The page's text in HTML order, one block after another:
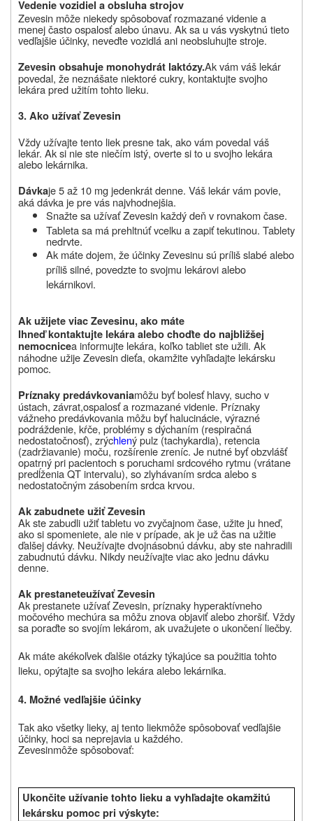
Vedenie vozidiel a obsluha strojov
Zevesin môže niekedy spôsobovať rozmazané videnie a
menej často ospalosť alebo únavu. Ak sa u vás vyskytnú tieto
vedľajšie účinky, neveďte vozidlá ani neobsluhujte stroje.
Zevesin obsahuje monohydrát laktózy.Ak vám váš lekár
povedal, že neznášate niektoré cukry, kontaktujte svojho
lekára pred užitím tohto lieku.
3. Ako užívaťZevesin
Vždy užívajtetento liekpresne tak, ako vám povedal váš
lekár. Ak si nie ste niečím istý, overte si to u svojho lekára
alebo lekárnika.
Dávkaje 5 až 10 mg jedenkrát denne. Váš lekár vám povie,
aká dávka je pre vás najvhodnejšia.
Snažte sa užívať Zevesin každý deň v rovnakom čase.
Tableta sa má prehltnúť vcelku a zapiť tekutinou. Tablety
nedrvte.
Ak máte dojem, že účinky Zevesinu sú príliš slabé alebo
príliš silné, povedzte to svojmu lekárovi alebo
lekárnikovi.
Ak užijete viac Zevesinu, ako máte
Ihneď kontaktujte lekára alebo choďte do najbližšej
nemocnicea informujte lekára, koľko tabliet ste užili. Ak
náhodne užijeZevesindieťa, okamžite vyhľadajte lekársku
pomoc.
Príznaky predávkovaniamôžu byť bolesť hlavy, sucho v
ústach, závrat,ospalosť a rozmazané videnie. Príznaky
vážneho predávkovania môžu byť halucinácie, výrazné
podráždenie, kŕče, problémy s dýchaním (respiračná
nedostatočnosť), zrýchlený pulz (tachykardia), retencia
(zadržiavanie) moču, rozšírenie zreníc. Je nutné byť obzvlášť
opatrný pri pacientoch s poruchami srdcového rytmu (vrátane
predĺženia QT intervalu), so zlyhávaním srdca alebo s
nedostatočným zásobením srdca krvou.
Ak zabudnete užiťZevesin
Ak ste zabudli užiť tabletu vo zvyčajnom čase, užite ju hneď,
ako si spomeniete, ale nie v prípade, ak je už čas na užitie
ďalšej dávky. Neužívajte dvojnásobnú dávku, aby ste nahradili
zabudnutú dávku. Nikdy neužívajte viac ako jednu dávku
denne.
Ak prestaneteužívaťZevesin
Ak prestanete užívaťZevesin, príznaky hyperaktívneho
močového mechúra sa môžu znova objaviť alebo zhoršiť. Vždy
sa poraďte so svojím lekárom, ak uvažujete o ukončení liečby.
Ak máte akékoľvek ďalšie otázky týkajúce sa použitia tohto
lieku, opýtajte sa svojho lekára alebo lekárnika.
4. Možné vedľajšie účinky
Tak ako všetky lieky, ajtento liekmôže spôsobovať vedľajšie
účinky, hoci sa neprejavia u každého.
Zevesinmôže spôsobovať:
Ukončite užívanie tohto lieku a vyhľadajte okamžitú
lekársku pomoc pri výskyte: